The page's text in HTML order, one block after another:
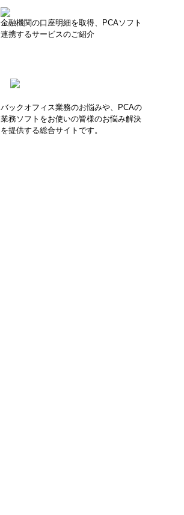
金融機関の口座明細を取得、PCAソフト
連携するサービスのご紹介
バックオフィス業務のお悩みや、PCAの
業務ソフトをお使いの皆様のお悩み解決
を提供する総合サイトです。